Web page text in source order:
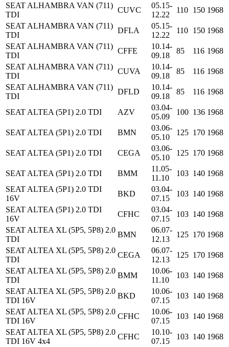
SEAT ALHAMBRA VAN (711)
TDI
CUVC
05.15-
12.22
110 150 1968
SEAT ALHAMBRA VAN (711)
TDI
DFLA
05.15-
12.22
110 150 1968
SEAT ALHAMBRA VAN (711)
TDI
CFFE
10.14-
09.18
85 116 1968
SEAT ALHAMBRA VAN (711)
TDI
CUVA
10.14-
09.18
85 116 1968
SEAT ALHAMBRA VAN (711)
TDI
DFLD
10.14-
09.18
85 116 1968
SEAT ALTEA (5P1) 2.0 TDI AZV
03.04-
05.09
100 136 1968
SEAT ALTEA (5P1) 2.0 TDI BMN
03.06-
05.10
125 170 1968
SEAT ALTEA (5P1) 2.0 TDI CEGA
03.06-
05.10
125 170 1968
SEAT ALTEA (5P1) 2.0 TDI BMM
11.05-
11.10
103 140 1968
SEAT ALTEA (5P1) 2.0 TDI
16V
BKD
03.04-
07.15
103 140 1968
SEAT ALTEA (5P1) 2.0 TDI
16V
CFHC
03.04-
07.15
103 140 1968
SEAT ALTEA XL (5P5, 5P8) 2.0
TDI
BMN
06.07-
12.13
125 170 1968
SEAT ALTEA XL (5P5, 5P8) 2.0
TDI
CEGA
06.07-
12.13
125 170 1968
SEAT ALTEA XL (5P5, 5P8) 2.0
TDI
BMM
10.06-
11.10
103 140 1968
SEAT ALTEA XL (5P5, 5P8) 2.0
TDI 16V
BKD
10.06-
07.15
103 140 1968
SEAT ALTEA XL (5P5, 5P8) 2.0
TDI 16V
CFHC
10.06-
07.15
103 140 1968
SEAT ALTEA XL (5P5, 5P8) 2.0
TDI 16V 4x4
CFHC
10.10-
07.15
103 140 1968